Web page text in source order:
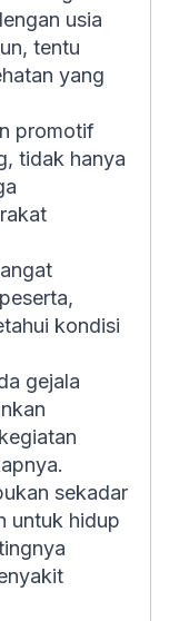
usia
tentu
yang
promotif
tidak hanya
kondisi
gejala
sekadar
untuk hidup